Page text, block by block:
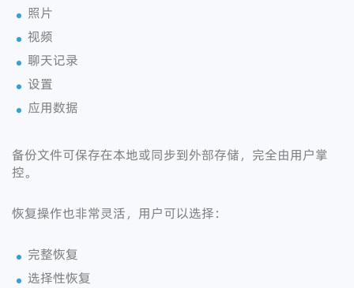
照片
视频
聊天记录
设置
应用数据
备份文件可保存在本地或同步到外部存储，完全由用户掌
控。
恢复操作也非常灵活，用户可以选择：
完整恢复
选择性恢复